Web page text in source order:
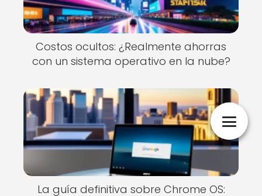
Costos ocultos: ¿Realmente ahorras
con un sistema operativo en la nube?
La guía definitiva sobre Chrome OS: